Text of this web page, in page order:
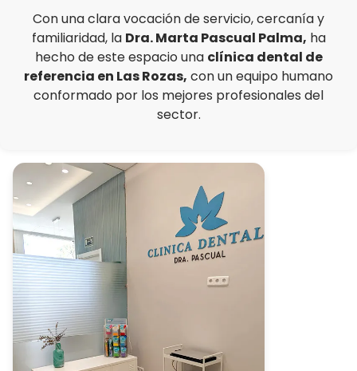
Con una clara vocación de servicio, cercanía y
familiaridad, la Dra. Marta Pascual Palma, ha
hecho de este espacio una clínica dental de
referencia en Las Rozas, con un equipo humano
conformado por los mejores profesionales del
sector.